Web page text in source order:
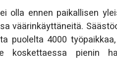
olla ennen paikallisen
väärinkäyttäneitä.
puolelta 4000
pienin